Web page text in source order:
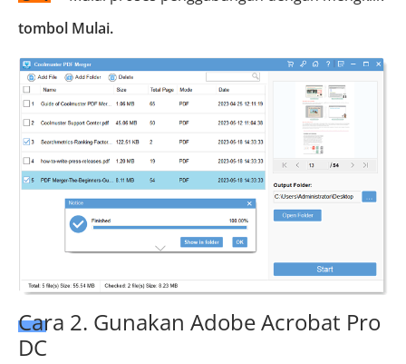
tombol Mulai.
Cara 2. Gunakan Adobe Acrobat Pro
DC